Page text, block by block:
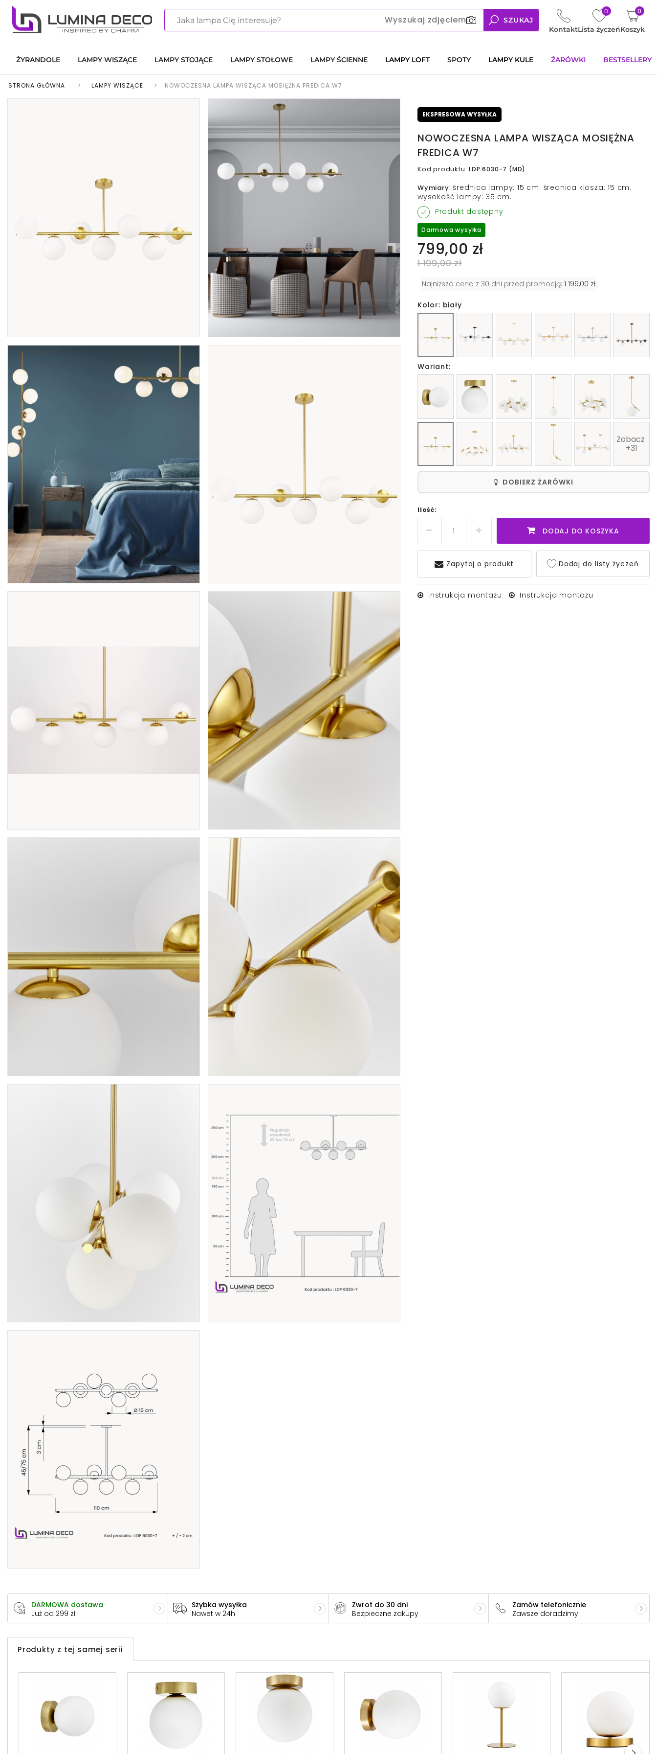
Wyszukaj zdjęciem SZUKAJ
0
Koszyk
0
Lista życzeń
Kontakt
ŻYRANDOLE LAMPY WISZĄCE LAMPY STOJĄCE LAMPY STOŁOWE LAMPY ŚCIENNE LAMPY LOFT SPOTY LAMPY KULE ŻARÓWKI BESTSELLERY
STRONA GŁÓWNA > LAMPY WISZĄCE > NOWOCZESNA LAMPA WISZĄCA MOSIĘŻNA FREDICA W7
EKSPRESOWA WYSYŁKA
NOWOCZESNA LAMPA WISZĄCA MOSIĘŻNA
FREDICA W7
Kod produktu:LDP 6030-7 (MD)
Wymiary: średnica lampy: 15 cm. średnica klosza: 15 cm.
wysokość lampy: 35 cm.
Produkt dostępny
Darmowa wysyłka
799,00 zł
1 199,00 zł
Najniższa cena z 30 dni przed promocją: 1 199,00 zł
Kolor: biały
Wariant:
Zobacz
+31
DOBIERZ ŻARÓWKI
Ilość:
DODAJ DO KOSZYKA
Zapytaj o produkt Dodaj do listy życzeń
Instrukcja montażu Instrukcja montażu
DARMOWA dostawa
Już od 299 zł
Szybka wysyłka
Nawet w 24h
Zwrot do 30 dni
Bezpieczne zakupy
Zamów telefonicznie
Zawsze doradzimy
Produkty z tej samej serii